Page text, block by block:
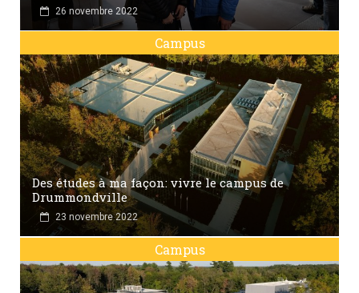
26 novembre 2022
Campus
Des études à ma façon: vivre le campus de
Drummondville
23 novembre 2022
Campus